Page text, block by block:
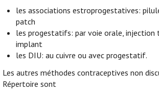
les associations estroprogestatives:
patch
les progestatifs: par voie orale,
implant
les DIU: au cuivre ou avec progestatif.
Les autres méthodes contraceptives non
Répertoire sont